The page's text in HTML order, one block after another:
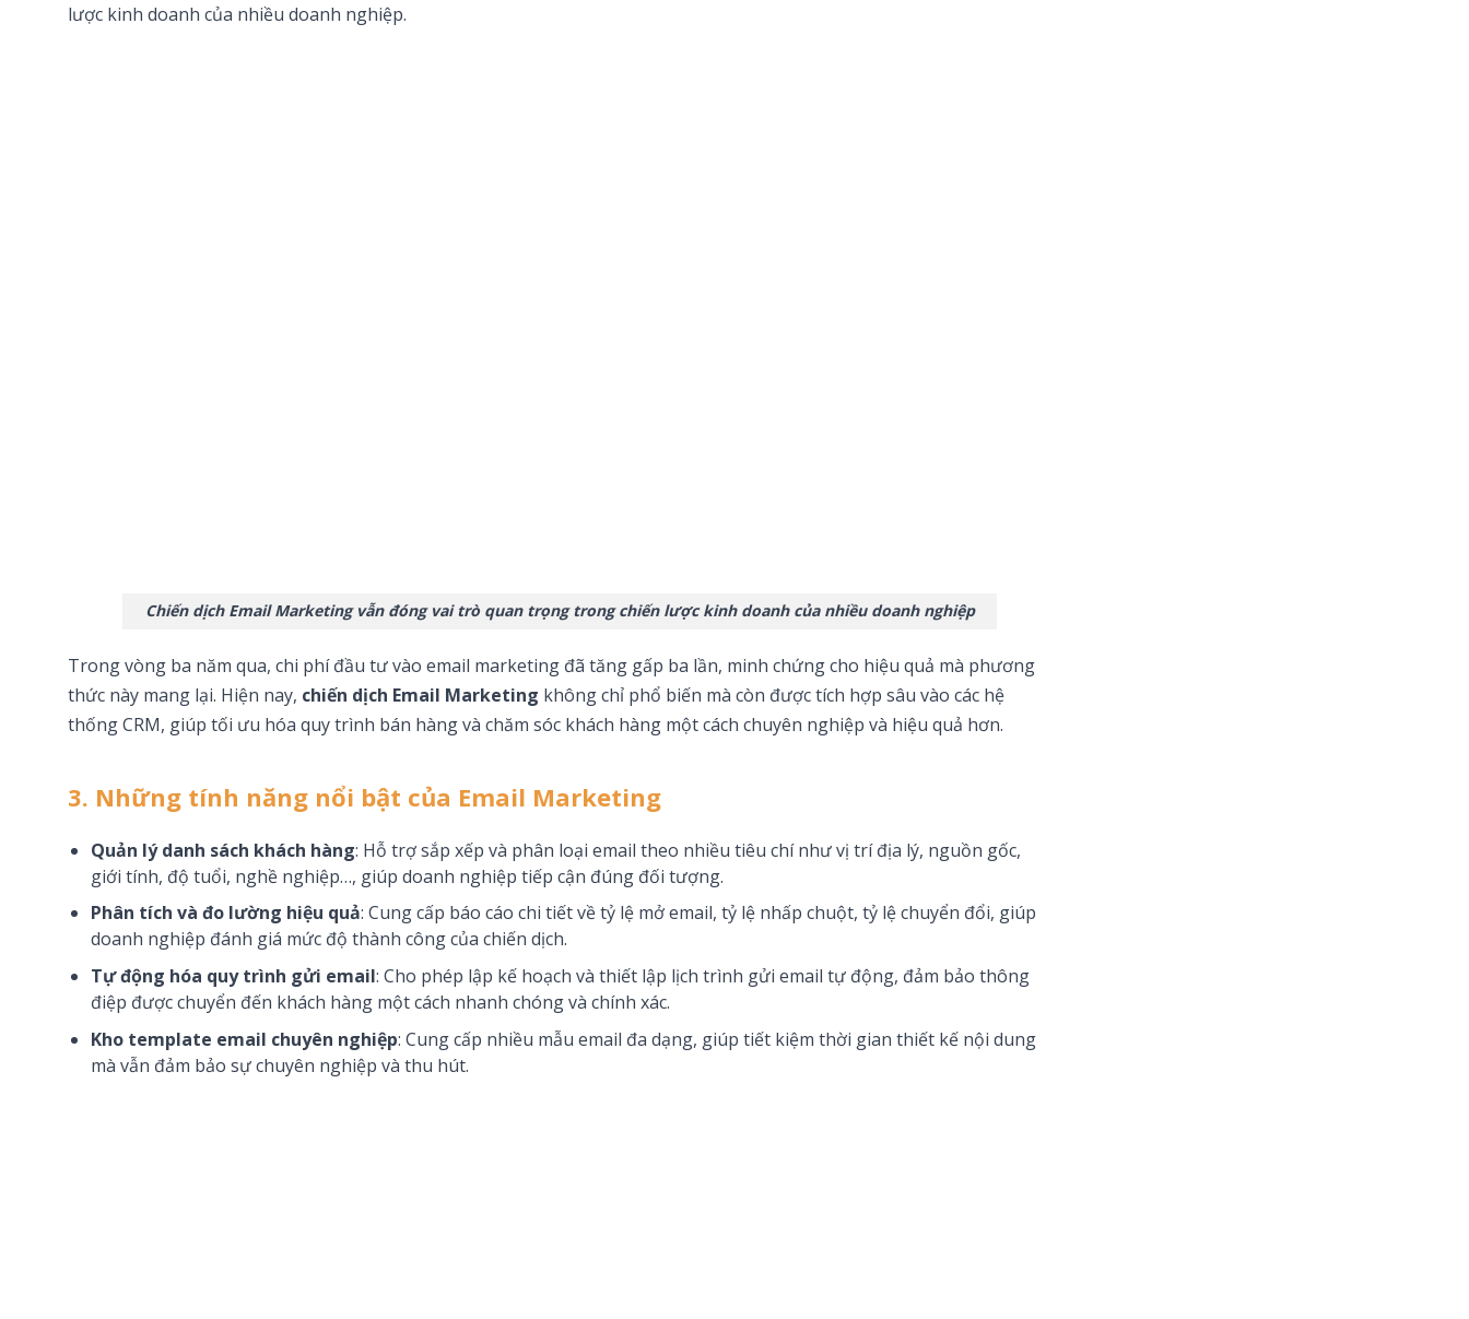
lược kinh doanh của nhiều doanh nghiệp.
Chiến dịch Email Marketing vẫn đóng vai trò quan trọng trong chiến lược kinh doanh của nhiều doanh nghiệp
Trong vòng ba năm qua, chi phí đầu tư vào email marketing đã tăng gấp ba lần, minh chứng cho hiệu quả mà phương
thức này mang lại. Hiện nay, chiến dịch Email Marketing không chỉ phổ biến mà còn được tích hợp sâu vào các hệ
thống CRM, giúp tối ưu hóa quy trình bán hàng và chăm sóc khách hàng một cách chuyên nghiệp và hiệu quả hơn.
3. Những tính năng nổi bật của Email Marketing
Quản lý danh sách khách hàng: Hỗ trợ sắp xếp và phân loại email theo nhiều tiêu chí như vị trí địa lý, nguồn gốc,
giới tính, độ tuổi, nghề nghiệp…, giúp doanh nghiệp tiếp cận đúng đối tượng.
Phân tích và đo lường hiệu quả: Cung cấp báo cáo chi tiết về tỷ lệ mở email, tỷ lệ nhấp chuột, tỷ lệ chuyển đổi, giúp
doanh nghiệp đánh giá mức độ thành công của chiến dịch.
Tự động hóa quy trình gửi email: Cho phép lập kế hoạch và thiết lập lịch trình gửi email tự động, đảm bảo thông
điệp được chuyển đến khách hàng một cách nhanh chóng và chính xác.
Kho template email chuyên nghiệp: Cung cấp nhiều mẫu email đa dạng, giúp tiết kiệm thời gian thiết kế nội dung
mà vẫn đảm bảo sự chuyên nghiệp và thu hút.